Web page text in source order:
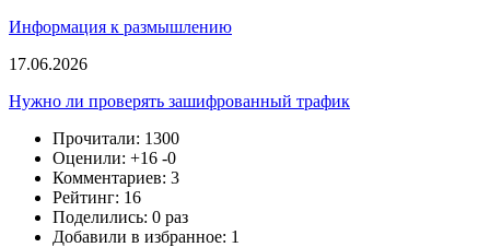
Информация к размышлению
17.06.2026
Нужно ли проверять зашифрованный трафик
Прочитали: 1300
Оценили: +16 -0
Комментариев: 3
Рейтинг: 16
Поделились: 0 раз
Добавили в избранное: 1